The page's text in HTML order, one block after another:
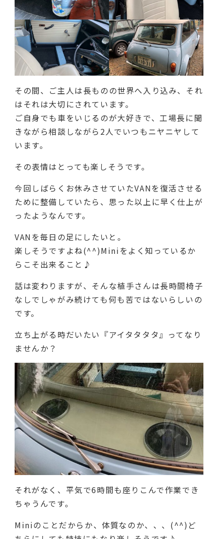
その間、ご主人は長ものの世界へ入り込み、それ
はそれは大切にされています。
ご自身でも車をいじるのが大好きで、工場長に聞
きながら相談しながら2人でいつもニヤニヤして
います。
その表情はとっても楽しそうです。
今回しばらくお休みさせていたVANを復活させる
ために整備していたら、思った以上に早く仕上が
ったようなんです。
VANを毎日の足にしたいと。
楽しそうですよね(^^)Miniをよく知っているか
らこそ出来ること♪
話は変わりますが、そんな植手さんは長時間椅子
なしでしゃがみ続けても何も苦ではないらしいの
です。
立ち上がる時だいたい『アイタタタタ』ってなり
ませんか？
それがなく、平気で6時間も座りこんで作業でき
ちゃうんです。
Miniのことだからか、体質なのか、、、(^^)ど